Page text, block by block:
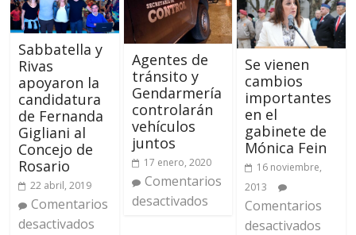
Sabbatella y
Rivas
apoyaron la
candidatura
de Fernanda
Gigliani al
Concejo de
Rosario
22 abril, 2019
Comentarios
desactivados
Agentes de
tránsito y
Gendarmería
controlarán
vehículos
juntos
17 enero, 2020
Comentarios
desactivados
Se vienen
cambios
importantes
en el
gabinete de
Mónica Fein
16 noviembre,
2013
Comentarios
desactivados